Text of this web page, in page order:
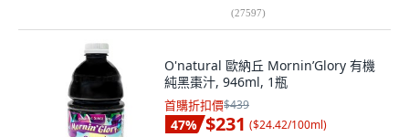
(27597)
O'natural 歐納丘 Mornin’Glory 有機
純黑棗汁, 946ml, 1瓶
首購折扣價$439
47% $231 ($24.42/100ml)